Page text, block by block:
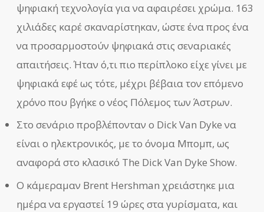
ψηφιακή τεχνολογία για να αφαιρέσει χρώμα. 163
χιλιάδες καρέ σκαναρίστηκαν, ώστε ένα προς ένα
να προσαρμοστούν ψηφιακά στις σεναριακές
απαιτήσεις. Ήταν ό,τι πιο περίπλοκο είχε γίνει με
ψηφιακά εφέ ως τότε, μέχρι βέβαια τον επόμενο
χρόνο που βγήκε ο νέος Πόλεμος των Άστρων.
Στο σενάριο προβλέπονταν ο Dick Van Dyke να
είναι ο ηλεκτρονικός, με το όνομα Μπομπ, ως
αναφορά στο κλασικό The Dick Van Dyke Show.
Ο κάμεραμαν Brent Hershman χρειάστηκε μια
ημέρα να εργαστεί 19 ώρες στα γυρίσματα, και